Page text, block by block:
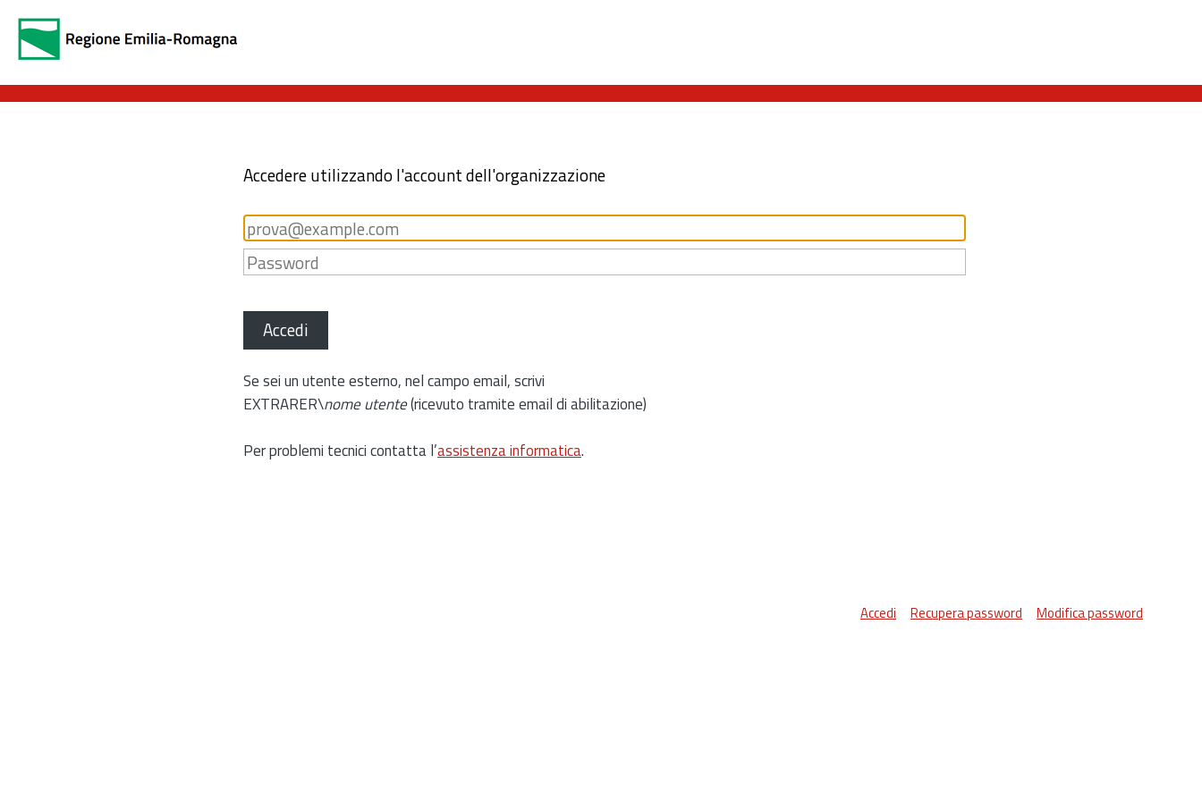
Accedere utilizzando l'account dell'organizzazione
Accedi
Se sei un utente esterno, nel campo email, scrivi
EXTRARER\nome utente(ricevuto tramite email di abilitazione)
Per problemi tecnici contatta l’assistenza informatica.
Accedi Recupera password Modifica password